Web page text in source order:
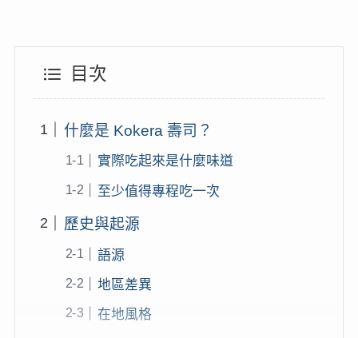
目次
什麼是 Kokera 壽司？
實際吃起來是什麼味道
至少值得專程吃一次
歷史與起源
語源
地區差異
在地風格